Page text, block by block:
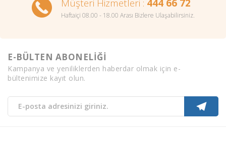
Müşteri Hizmetleri : 444 66 72
Haftaiçi 08.00 - 18.00 Arası Bizlere Ulaşabilirsiniz.
E-BÜLTEN ABONELİĞİ
Kampanya ve yeniliklerden haberdar olmak için e-
bültenimize kayıt olun.